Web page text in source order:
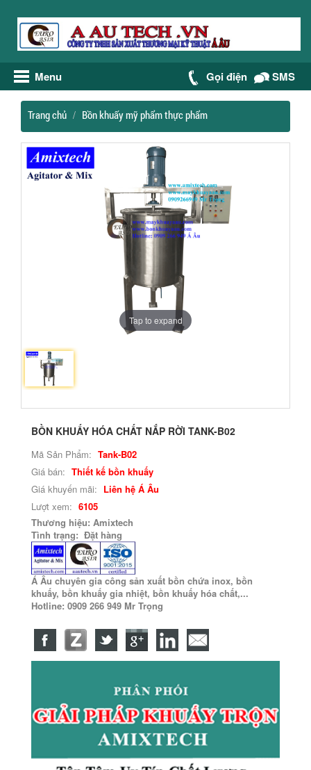
Menu Gọi điện SMS
Trang chủ Bồn khuấy mỹ phẩm thực phẩm
Tap to expand
BỒN KHUẤY HÓA CHẤT NẮP RỜI TANK-B02
Mã Sản Phẩm: Tank-B02
Giá bán: Thiết kế bồn khuấy
Giá khuyến mãi: Liên hệ Á Âu
Lượt xem: 6105
Thương hiệu: Amixtech
Tình trạng: Đặt hàng
Á Âu chuyên gia công sản xuất bồn chứa inox, bồn
khuấy, bồn khuấy gia nhiệt, bồn khuấy hóa chất,...
Hotline: 0909 266 949 Mr Trọng